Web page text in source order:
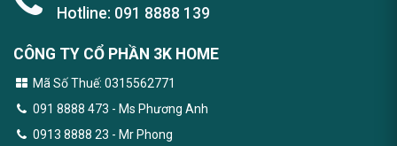
Hotline: 091 8888 139
CÔNG TY CỔ PHẦN 3K HOME
Mã Số Thuế: 0315562771
091 8888 473 - Ms Phương Anh
0913 8888 23 - Mr Phong